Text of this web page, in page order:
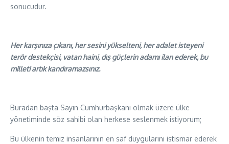
sonucudur.
Her karşınıza çıkanı, her sesini yükselteni, her adalet isteyeni
terör destekçisi, vatan haini, dış güçlerin adamı ilan ederek, bu
milleti artık kandıramazsınız.
Buradan başta Sayın Cumhurbaşkanı olmak üzere ülke
yönetiminde söz sahibi olan herkese seslenmek istiyorum;
Bu ülkenin temiz insanlarının en saf duygularını istismar ederek